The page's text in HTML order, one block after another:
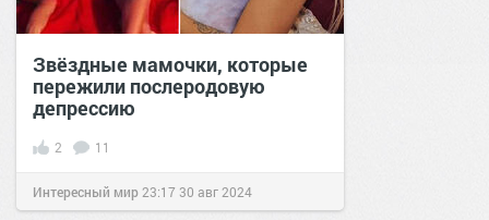
Звёздные мамочки, которые
пережили послеродовую
депрессию
2 11
Интересный мир 23:17 30 авг 2024